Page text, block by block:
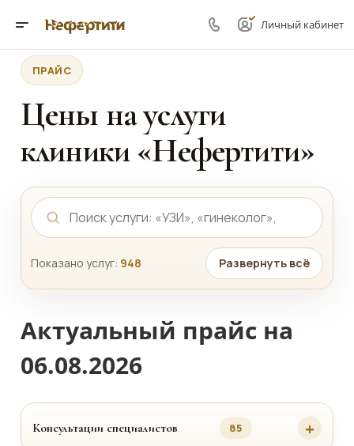
Личный кабинет
ПРАЙС
Цены на услуги
клиники «Нефертити»
Показано услуг: 948 Развернуть всё
Актуальный прайс на
06.08.2026
Консультации специалистов 85